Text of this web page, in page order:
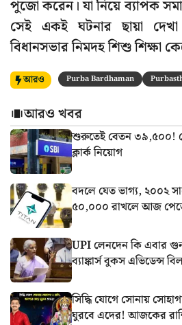
পুজো করেন। যা নিয়ে ব্যাপক
সেই একই ঘটনার ছায়া দেখা
বিধানসভার নিমদহ শিশু শিক্ষা
আরও Purba Bardhaman
আরও খবর
শুরুতেই বেতন ৩৯,৫০০!
ক্লার্ক নিয়োগ
বদলে যেত ভাগ্য, ২০০২
৫০,০০০ রাখলে আজ
UPI লেনদেন কি এবার
ব্যাঙ্কার্স বুকস এভিডেন্স
সিদ্ধি যোগে সোনায়
ঘুরবে এদের! আজকের